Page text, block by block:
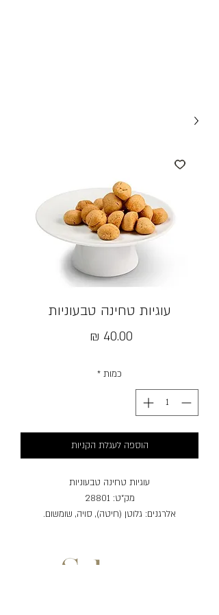
עוגיות טחינה טבעוניות
כמות *
הוספה לעגלת הקניות
עוגיות טחינה טבעוניות
מק"ט: 28801
אלרגנים: גלוטן (חיטה), סויה, שומשום.